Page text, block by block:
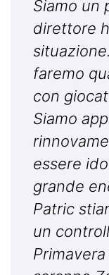
Siamo un
direttore
faremo
con
Siamo
essere
grande
Patric
un